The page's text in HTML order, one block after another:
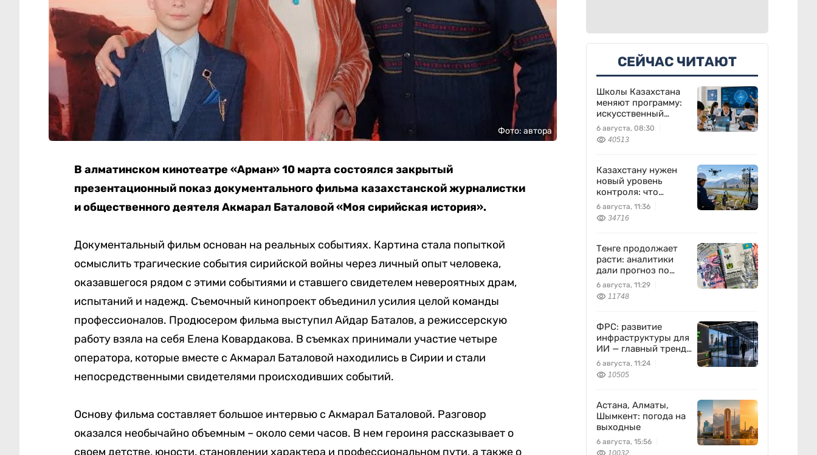
Фото: автора
В алматинском кинотеатре «Арман» 10 марта состоялся закрытый
презентационный показ документального фильма казахстанской журналистки
и общественного деятеля Акмарал Баталовой «Моя сирийская история».
Документальный фильм основан на реальных событиях. Картина стала попыткой
осмыслить трагические события сирийской войны через личный опыт человека,
оказавшегося рядом с этими событиями и ставшего свидетелем невероятных драм,
испытаний и надежд. Съемочный кинопроект объединил усилия целой команды
профессионалов. Продюсером фильма выступил Айдар Баталов, а режиссерскую
работу взяла на себя Елена Ковардакова. В съемках принимали участие четыре
оператора, которые вместе с Акмарал Баталовой находились в Сирии и стали
непосредственными свидетелями происходивших событий.
Основу фильма составляет большое интервью с Акмарал Баталовой. Разговор
оказался необычайно объемным – около семи часов. В нем героиня рассказывает о
своем детстве, юности, становлении характера и профессиональном пути, а также о
СЕЙЧАС ЧИТАЮТ
Школы Казахстана
меняют программу:
искусственный
интеллект станет
частью уроков с 1
класса
6 августа, 08:30
40513
Казахстану нужен
новый уровень
контроля: что
предлагают ученые
на фоне развития
атомной энергетики
6 августа, 11:36
34716
Тенге продолжает
расти: аналитики
дали прогноз по
доллару
6 августа, 11:29
11748
ФРС: развитие
инфраструктуры для
ИИ — главный тренд
мировой экономики.
Как в него
вписывается
Corp.
6 августа, 11:24
10505
Астана, Алматы,
Шымкент: погода на
выходные
6 августа, 15:56
10032